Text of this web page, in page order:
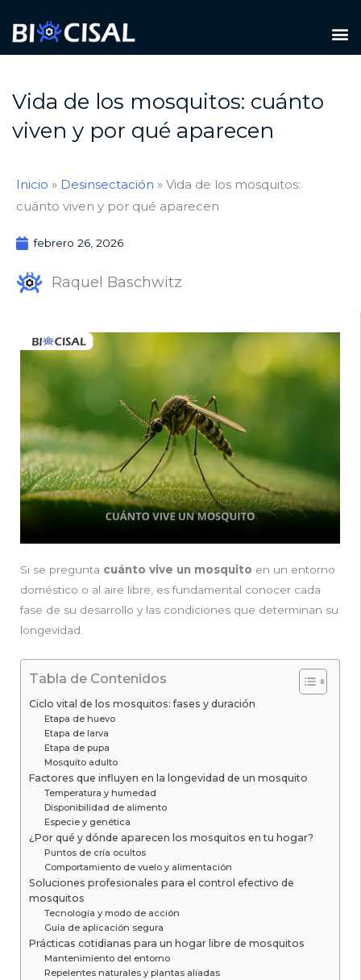
Vida de los mosquitos: cuánto
viven y por qué aparecen
Inicio » Desinsectación » Vida de los mosquitos:
cuánto viven y por qué aparecen
febrero 26, 2026
Raquel Baschwitz
Si se pregunta cuánto vive un mosquito en un entorno
doméstico o al aire libre, es fundamental conocer cada
fase de su desarrollo y las condiciones que determinan su
longevidad.
Tabla de Contenidos
Ciclo vital de los mosquitos: fases y duración
Etapa de huevo
Etapa de larva
Etapa de pupa
Mosquito adulto
Factores que influyen en la longevidad de un mosquito
Temperatura y humedad
Disponibilidad de alimento
Especie y genética
¿Por qué y dónde aparecen los mosquitos en tu hogar?
Puntos de cría ocultos
Comportamiento de vuelo y alimentación
Soluciones profesionales para el control efectivo de
mosquitos
Tecnología y modo de acción
Guía de aplicación segura
Prácticas cotidianas para un hogar libre de mosquitos
Mantenimiento del entorno
Repelentes naturales y plantas aliadas